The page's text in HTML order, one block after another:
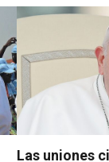
Las uniones